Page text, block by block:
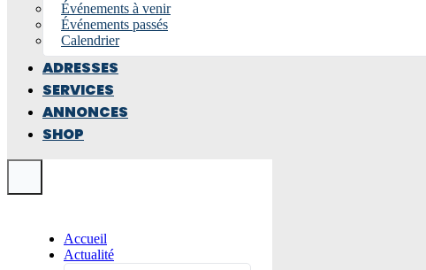
Événements à venir
Événements passés
Calendrier
ADRESSES
SERVICES
ANNONCES
SHOP
Accueil
Actualité